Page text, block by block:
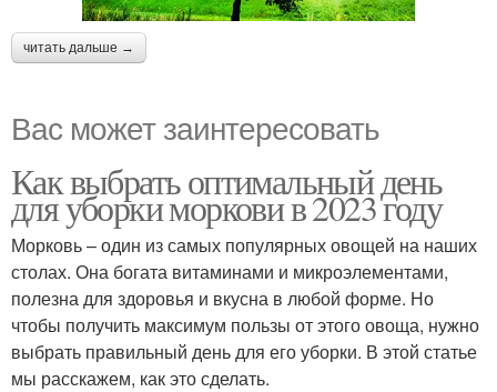
читать дальше →
Вас может заинтересовать
Как выбрать оптимальный день
для уборки моркови в 2023 году
Морковь – один из самых популярных овощей на наших
столах. Она богата витаминами и микроэлементами,
полезна для здоровья и вкусна в любой форме. Но
чтобы получить максимум пользы от этого овоща, нужно
выбрать правильный день для его уборки. В этой статье
мы расскажем, как это сделать.